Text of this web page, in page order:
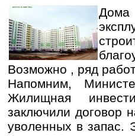
Возможно , ряд
Напомним,
Жилищная
заключили договор
уволенных в запас.